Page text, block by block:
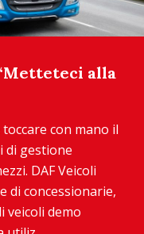
alla
con mano il
di gestione
DAF Veicoli
di concessionarie,
veicoli demo